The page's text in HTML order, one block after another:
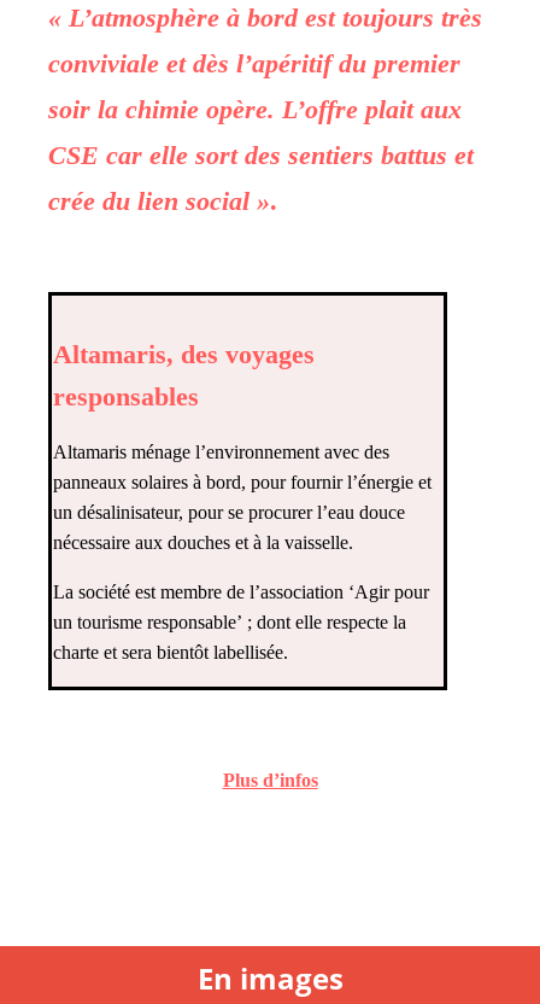
« L’atmosphère à bord est toujours très
conviviale et dès l’apéritif du premier
soir la chimie opère. L’offre plait aux
CSE car elle sort des sentiers battus et
crée du lien social ».
Altamaris, des voyages
responsables
Altamaris ménage l’environnement avec des
panneaux solaires à bord, pour fournir l’énergie et
un désalinisateur, pour se procurer l’eau douce
nécessaire aux douches et à la vaisselle.
La société est membre de l’association ‘Agir pour
un tourisme responsable’ ; dont elle respecte la
charte et sera bientôt labellisée.
Plus d’infos
En images